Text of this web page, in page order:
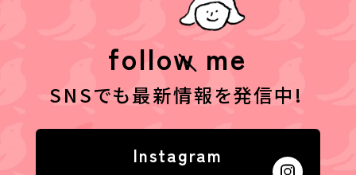
follow me
SNSでも最新情報を発信中!
Instagram